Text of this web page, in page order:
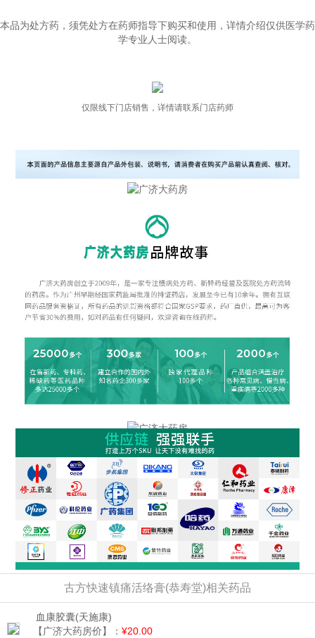
本品为处方药，须凭处方在药师指导下购买和使用，详情介绍仅供医学药
学专业人士阅读。
仅限线下门店销售，详情请联系门店药师
古方快速镇痛活络膏(恭寿堂)相关药品
血康胶囊(天施康)
【广济大药房价】： ¥20.00